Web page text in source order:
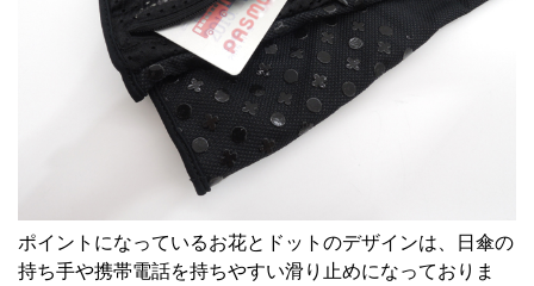
ポイントになっているお花とドットのデザインは、日傘の
持ち手や携帯電話を持ちやすい滑り止めになっておりま